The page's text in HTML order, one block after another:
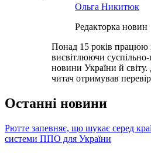
Ольга Никитюк
Редакторка новин
Понад 15 років працюю
висвітлюючи суспільно-
новини України й
читач отримував
Останні новини
Рютте запевняє, що шукає серед
системи ППО для України